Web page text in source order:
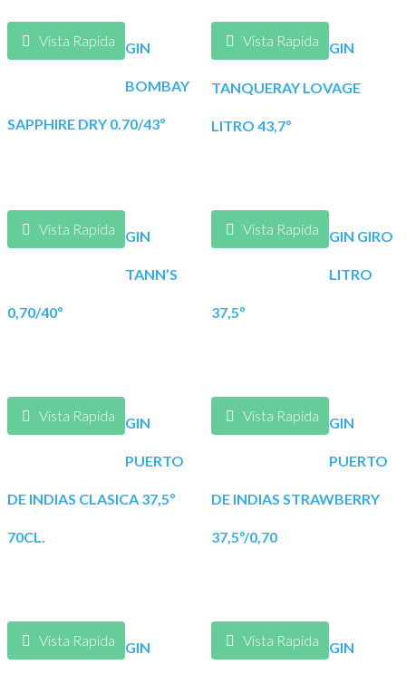
Vista Rapida GIN
BOMBAY
SAPPHIRE DRY 0.70/43º
Vista Rapida GIN
TANQUERAY LOVAGE
LITRO 43,7º
Vista Rapida GIN
TANN’S
0,70/40º
Vista Rapida GIN GIRO
LITRO
37,5º
Vista Rapida GIN
PUERTO
DE INDIAS CLASICA 37,5º
70CL.
Vista Rapida GIN
PUERTO
DE INDIAS STRAWBERRY
37,5º/0,70
Vista Rapida GIN Vista Rapida GIN